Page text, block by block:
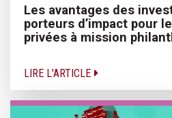
Les avantages des
porteurs d’impact pour
privées à mission
LIRE L'ARTICLE